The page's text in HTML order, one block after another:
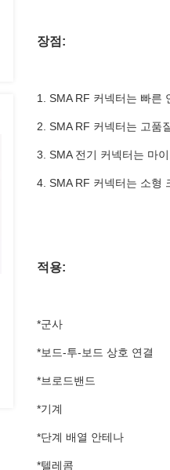
장점:
1. SMA RF 커넥터는 빠른
2. SMA RF 커넥터는 고품
3. SMA 전기 커넥터는 마
4. SMA RF 커넥터는 소형
적용:
*군사
*보드-투-보드 상호 연결
*브로드밴드
*기계
*단계 배열 안테나
*텔레콤